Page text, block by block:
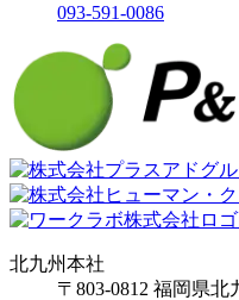
093-591-0086
北九州本社
〒803-0812 福岡県北